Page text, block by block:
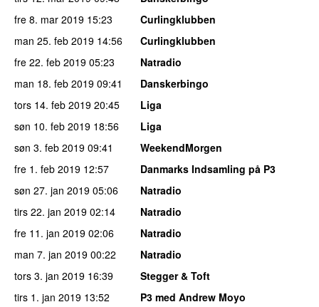
fre 8. mar 2019 15:23
Curlingklubben
man 25. feb 2019 14:56
Curlingklubben
fre 22. feb 2019 05:23
Natradio
man 18. feb 2019 09:41
Danskerbingo
tors 14. feb 2019 20:45
Liga
søn 10. feb 2019 18:56
Liga
søn 3. feb 2019 09:41
WeekendMorgen
fre 1. feb 2019 12:57
Danmarks Indsamling på P3
søn 27. jan 2019 05:06
Natradio
tirs 22. jan 2019 02:14
Natradio
fre 11. jan 2019 02:06
Natradio
man 7. jan 2019 00:22
Natradio
tors 3. jan 2019 16:39
Stegger & Toft
tirs 1. jan 2019 13:52
P3 med Andrew Moyo